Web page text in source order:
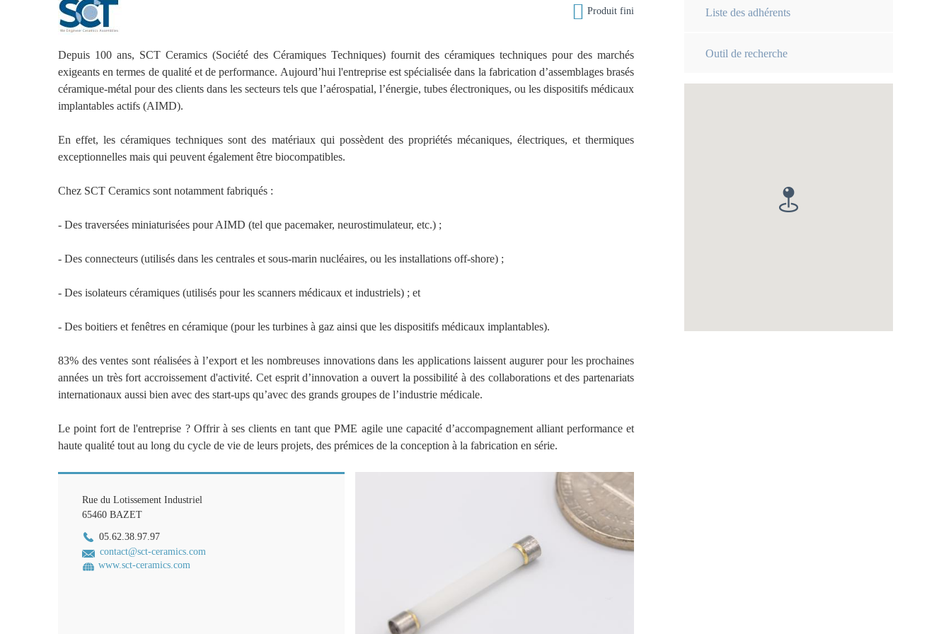
êtes
ici
l
o
g
o
_
2
0
1
_
c
o
p
o
r
a
t
 Produit fini
Depuis 100 ans, SCT Ceramics (Société des Céramiques Techniques) fournit des céramiques techniques pour des marchés
exigeants en termes de qualité et de performance. Aujourd’hui l'entreprise est spécialisée dans la fabrication d’assemblages brasés
céramique-métal pour des clients dans les secteurs tels que l’aérospatial, l’énergie, tubes électroniques, ou les dispositifs médicaux
implantables actifs (AIMD).
En effet, les céramiques techniques sont des matériaux qui possèdent des propriétés mécaniques, électriques, et thermiques
exceptionnelles mais qui peuvent également être biocompatibles.
Chez SCT Ceramics sont notamment fabriqués :
- Des traversées miniaturisées pour AIMD (tel que pacemaker, neurostimulateur, etc.) ;
- Des connecteurs (utilisés dans les centrales et sous-marin nucléaires, ou les installations off-shore) ;
- Des isolateurs céramiques (utilisés pour les scanners médicaux et industriels) ; et
- Des boitiers et fenêtres en céramique (pour les turbines à gaz ainsi que les dispositifs médicaux implantables).
83% des ventes sont réalisées à l’export et les nombreuses innovations dans les applications laissent augurer pour les prochaines
années un très fort accroissement d'activité. Cet esprit d’innovation a ouvert la possibilité à des collaborations et des partenariats
internationaux aussi bien avec des start-ups qu’avec des grands groupes de l’industrie médicale.
Le point fort de l'entreprise ? Offrir à ses clients en tant que PME agile une capacité d’accompagnement alliant performance et
haute qualité tout au long du cycle de vie de leurs projets, des prémices de la conception à la fabrication en série.
Rue du Lotissement Industriel
65460 BAZET
05.62.38.97.97
contact@sct-ceramics.com
www.sct-ceramics.com
Liste des adhérents
Outil de recherche